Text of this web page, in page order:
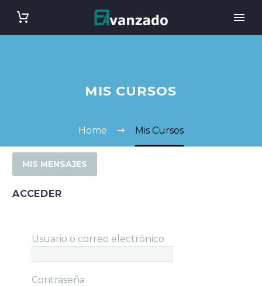
MIS CURSOS
Home Mis Cursos
MIS MENSAJES
ACCEDER
Usuario o correo electrónico
Contraseña